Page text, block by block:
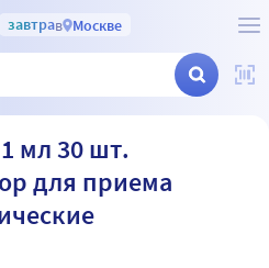
завтрав Москве
мл 30 шт.
для приема